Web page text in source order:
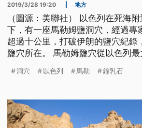
2019/3/28 19:20 地方
（圖源：美聯社） 以色列在死海附近的索多瑪山底
下，有一座馬勒姆鹽洞穴，經過專
超過十公里，打破伊朗的鹽穴紀錄
鹽穴所在。 馬勒姆鹽穴從以色列
降而下，可以看見洞壁上有許多晶
刷，切割出不規則的狹窄通道網路
世紀八零年代，經希伯來大學洞穴研
洞穴 以色列 馬勒 鐘乳石